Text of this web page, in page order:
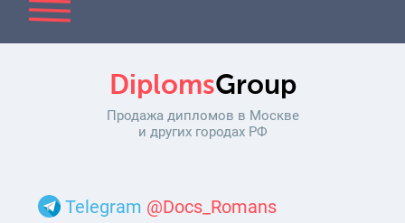
DiplomsGroup
Продажа дипломов в Москве
и других городах РФ
Telegram @Docs_Romans